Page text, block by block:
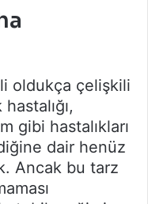
oldukça çelişkili
gibi hastalıkları
dair henüz
Ancak bu tarz